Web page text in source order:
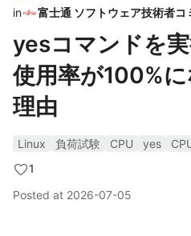
in
yesコマンドを
使用率が100%
理由
Linux 負荷試験 CPU yes
1
Posted at 2026-07-05